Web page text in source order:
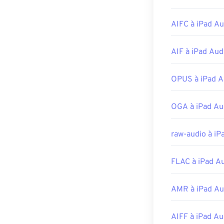
en ligne.
UltraMixer.
Développé par
https://
AIFC à iPad
AIF à iPad
OPUS à iPad
OGA à iPad
raw-audio à
FLAC à iPad
AMR à iPad
AIFF à iPad